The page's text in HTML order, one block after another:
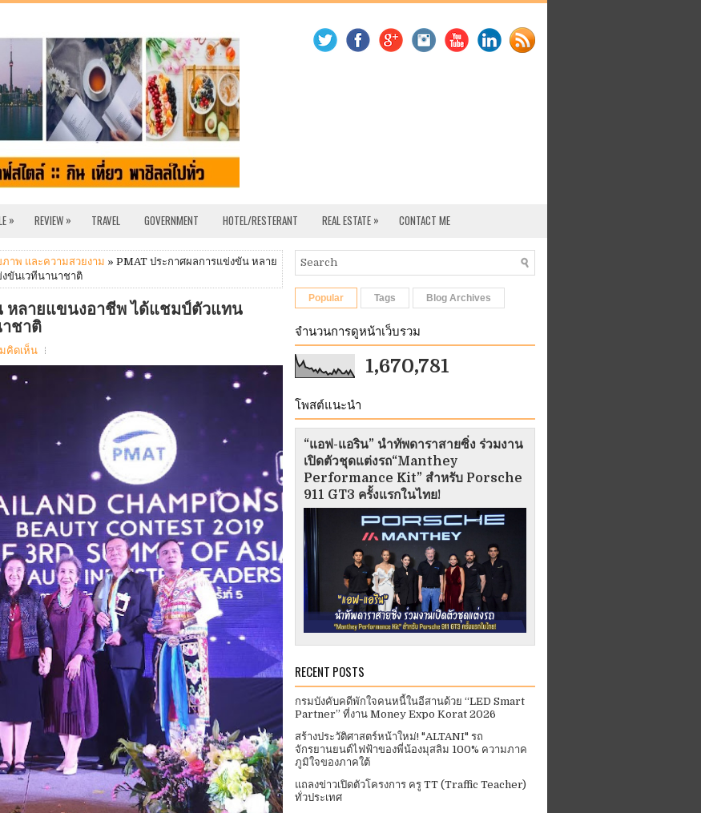
» REVIEW » TRAVEL GOVERNMENT HOTEL/RESTERANT REAL ESTATE » CONTACT ME
ภาพ และความสวยงาม » PMAT ประกาศผลการแข่งขัน หลาย
ขันเวทีนานาชาติ
หลายแขนงอาชีพ ได้แชมป์ตัวแทน
ชาติ
คิดเห็น
Popular Tags Blog Archives
จำนวนการดูหน้าเว็บรวม
1,670,781
โพสต์แนะนำ
“แอฟ-แอริน” นำทัพดาราสายซิ่ง ร่วมงาน
เปิดตัวชุดแต่งรถ“Manthey
Performance Kit” สำหรับ Porsche
911 GT3 ครั้งแรกในไทย!
RECENT POSTS
กรมบังคับคดีพักใจคนหนี้ในอีสานด้วย “LED Smart
Partner” ที่งาน Money Expo Korat 2026
สร้างประวัติศาสตร์หน้าใหม่! "ALTANI" รถ
จักรยานยนต์ไฟฟ้าของพี่น้องมุสลิม 100% ความภาค
ภูมิใจของภาคใต้
แถลงข่าวเปิดตัวโครงการ ครู TT (Traffic Teacher)
ทั่วประเทศ​